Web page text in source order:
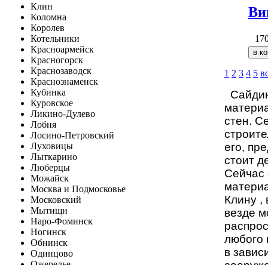
Клин
Коломна
Королев
Котельники
Красноармейск
Красногорск
Краснозаводск
Краснознаменск
Кубинка
Куровское
Ликино-Дулево
Лобня
Лосино-Петровский
Луховицы
Лыткарино
Люберцы
Можайск
Москва и Подмосковье
Московский
Мытищи
Наро-Фоминск
Ногинск
Обнинск
Одинцово
1 2 3 4 5
стен.
его,
стоит
Сейчас
Клину ,
везде
любого
в